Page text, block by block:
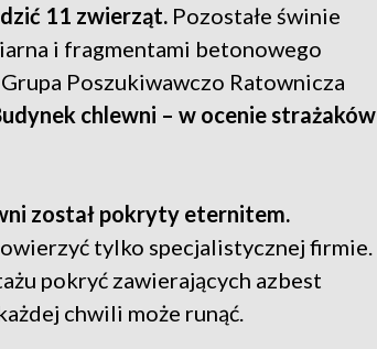
11 zwierząt. Pozostałe świnie
i fragmentami betonowego
Poszukiwawczo Ratownicza
chlewni – w ocenie strażaków
został pokryty eternitem.
tylko specjalistycznej firmie.
pokryć zawierających azbest
chwili może runąć.